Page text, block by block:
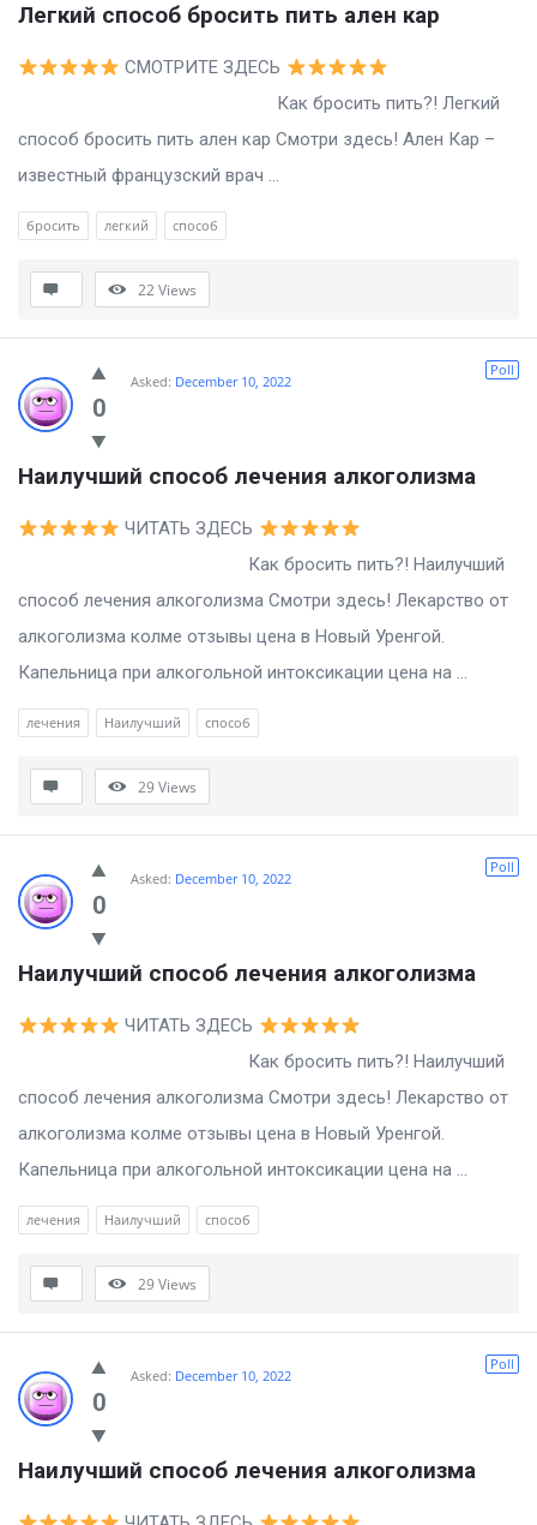
Легкий способ бросить пить ален кар
СМОТРИТЕ ЗДЕСЬ
Как бросить пить?! Легкий
способ бросить пить ален кар Смотри здесь! Ален Кар –
известный французский врач ...
бросить легкий способ
22Views
0
Poll
Asked: December 10, 2022
Наилучший способ лечения алкоголизма
ЧИТАТЬ ЗДЕСЬ
Как бросить пить?! Наилучший
способ лечения алкоголизма Смотри здесь! Лекарство от
алкоголизма колме отзывы цена в Новый Уренгой.
Капельница при алкогольной интоксикации цена на ...
лечения Наилучший способ
29Views
0
Poll
Asked: December 10, 2022
Наилучший способ лечения алкоголизма
ЧИТАТЬ ЗДЕСЬ
Как бросить пить?! Наилучший
способ лечения алкоголизма Смотри здесь! Лекарство от
алкоголизма колме отзывы цена в Новый Уренгой.
Капельница при алкогольной интоксикации цена на ...
лечения Наилучший способ
29Views
0
Poll
Asked: December 10, 2022
Наилучший способ лечения алкоголизма